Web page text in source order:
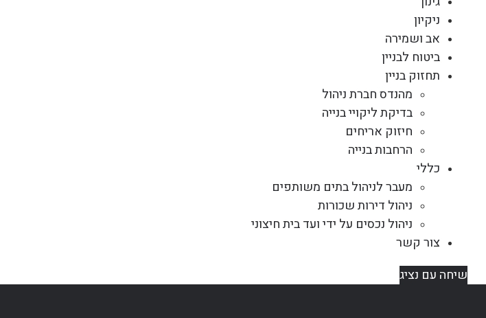
ניקיון
אב ושמירה
ביטוח לבניין
תחזוק בניין
מהנדס חברת ניהול
בדיקת ליקויי בנייה
חיזוק אריחים
הרחבות בנייה
כללי
מעבר לניהול בתים משותפים
ניהול דירות שכורות
ניהול נכסים על ידי ועד בית חיצוני
צור קשר
שיחה עם נציג